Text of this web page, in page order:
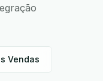
Vendas